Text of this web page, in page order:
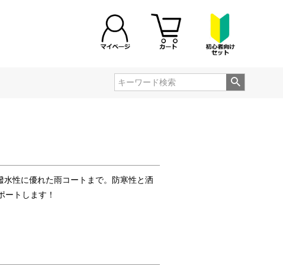
水性に優れた雨コートまで。防寒性と洒
トします！